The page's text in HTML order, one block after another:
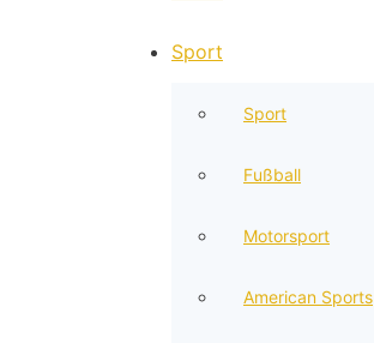
Sport
Sport
Fußball
Motorsport
American Sports